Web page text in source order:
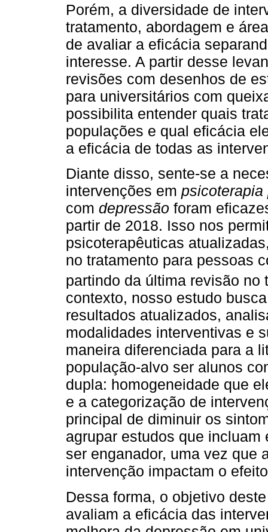
Porém, a diversidade de
tratamento, abordagem e
de avaliar a eficácia
interesse. A partir desse
revisões com desenhos de
para universitários com
possibilita entender quais
populações e qual eficácia
a eficácia de todas as
Diante disso, sente-se a
intervenções em psicoterapia
com depressão foram
partir de 2018. Isso nos
psicoterapêuticas
no tratamento para pessoas
partindo da última revisão no
contexto, nosso estudo
resultados atualizados,
modalidades interventivas e
maneira diferenciada para a
população-alvo ser alunos
dupla: homogeneidade que
e a categorização de
principal de diminuir os
agrupar estudos que
ser enganador, uma vez que
intervenção impactam o
Dessa forma, o objetivo
avaliam a eficácia das